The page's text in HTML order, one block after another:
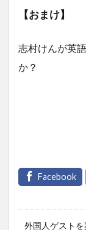
【おまけ】
志村けんが英
か？
外国人ゲスト